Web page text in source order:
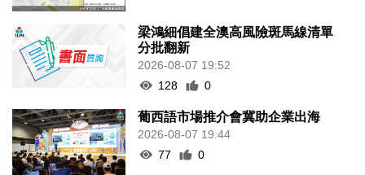
梁鴻細倡建全澳高風險斑馬線清單
分批翻新
2026-08-07 19:52
128
0
葡西語市場推介會冀助企業出海
2026-08-07 19:44
77
0